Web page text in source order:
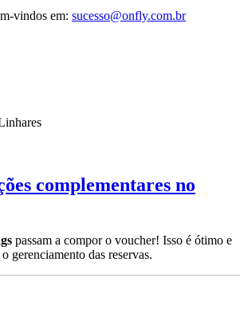
vindos em: sucesso@onfly.com.br
complementares no
passam a compor o voucher! Isso é ótimo e
gerenciamento das reservas.